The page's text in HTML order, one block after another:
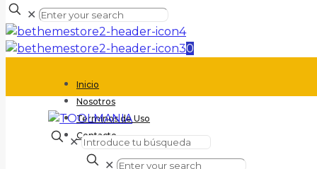
✕
0
Inicio
Nosotros
Terminos de Uso
Contacto
✕
✕